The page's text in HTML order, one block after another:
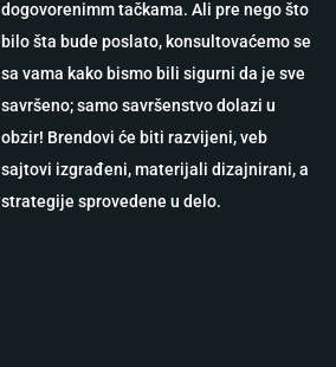
dogovorenimm tačkama. Ali pre nego što
bilo šta bude poslato, konsultovaćemo se
sa vama kako bismo bili sigurni da je sve
savršeno; samo savršenstvo dolazi u
obzir! Brendovi će biti razvijeni, veb
sajtovi izgrađeni, materijali dizajnirani, a
strategije sprovedene u delo.